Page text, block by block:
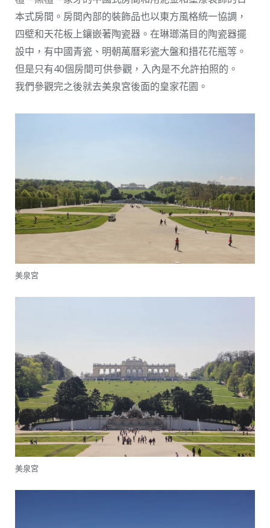
本式房間。房間內部的裝飾品也以東方風格統一協調，
四壁和天花板上鑲嵌著陶瓷器。在琳瑯滿目的陶瓷器擺
設中，有中國青瓷、明朝萬曆彩瓷大盤和措花花瓶等。
但是只有40個房間可供參觀，入內是不允許拍照的。
我們參觀完之後就去美泉宮後面的皇家花園。
美泉宮
美泉宮